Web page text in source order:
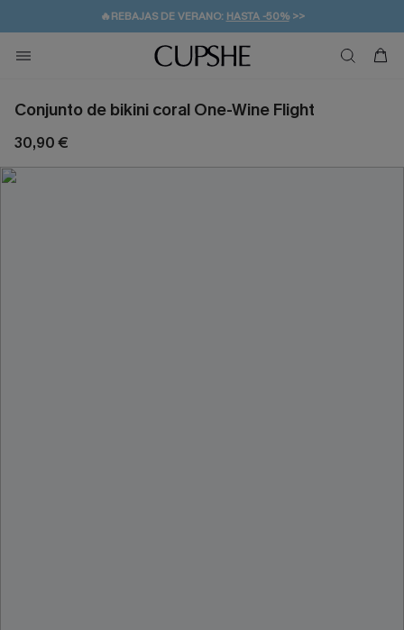
👒PROMOCIÓN DE VERANO:-10% EN 2 VESTIDOS
💌¡SUSCRIBIRSE & GANAR -10% EXTRA!
🚚ENVÍO GRATUITO A PARTIR DE 49 € >>
Conjunto de bikini coral One-Wine Flight
30,90 €